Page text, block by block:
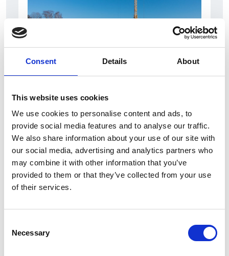
Consent Details About
This website uses cookies
We use cookies to personalise content and ads, to
provide social media features and to analyse our traffic.
We also share information about your use of our site with
our social media, advertising and analytics partners who
may combine it with other information that you’ve
provided to them or that they’ve collected from your use
of their services.
Selection
Necessary
Nel primo semestre è aumentata fortemente la
costruzione di nuove abitazioni
Repubblica Ceca